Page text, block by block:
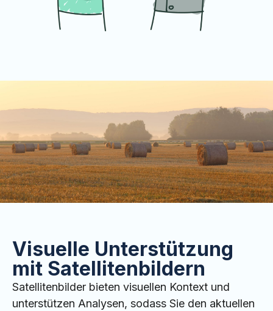
Visuelle Unterstützung
mit Satellitenbildern
Satellitenbilder bieten visuellen Kontext und
unterstützen Analysen, sodass Sie den aktuellen